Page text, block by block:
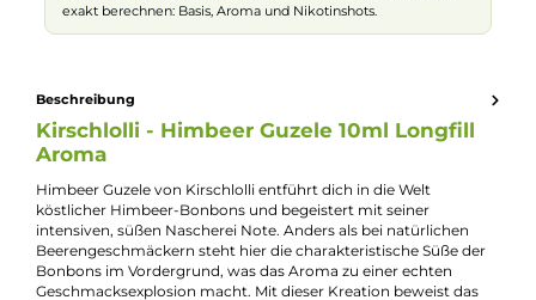
Bei Fragen zu diesem Artikel kontaktieren Sie unseren
Experten schnell und einfach per E-Mail:
E-Mail senden